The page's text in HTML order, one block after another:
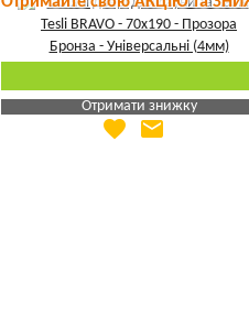
Отримати знижку
Яка Ваша ціна
favorite email